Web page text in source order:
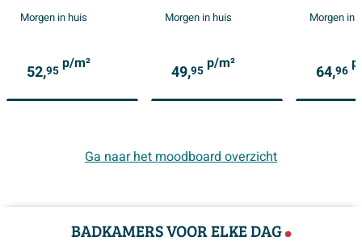
Betonlook - Wit
Morgen in huis
52,95 p/m²
Morgen in huis
49,95 p/m²
Morgen in
64,96
Ga naar het moodboard overzicht
BADKAMERS VOOR ELKE DAG